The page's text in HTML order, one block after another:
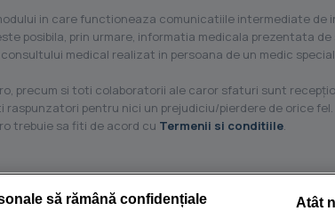
in care functioneaza comunicatiile intermediate de
posibila, prin urmare, informatia medicala prezentata
medical realizat in persoana de un medic
precum si toti colaboratorii ale caror sfaturi sunt
raspunzatori pentru nici un prejudiciu/pierdere de orice
trebuie sa fiti de acord cu Termenii si conditiile.
să rămână confidențiale Atât